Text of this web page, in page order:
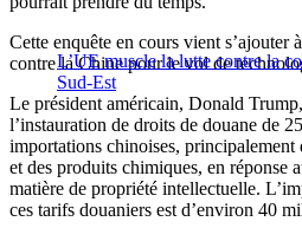
L’UE muscle la lutte contre la
Sud-Est
Cette enquête en cours vient s’ajouter
contre la Chine pour le vol de
Le président américain, Donald
l’instauration de droits de douane de
importations chinoises, principalement
et des produits chimiques, en réponse
matière de propriété intellectuelle.
ces tarifs douaniers est d’environ 40